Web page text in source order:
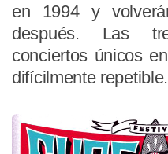
en 1994 y
después. Las
conciertos únicos
difícilmente repetible.